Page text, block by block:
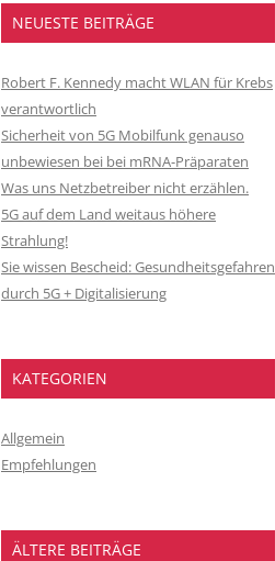
NEUESTE BEITRÄGE
Robert F. Kennedy macht WLAN für Krebs
verantwortlich
Sicherheit von 5G Mobilfunk genauso
unbewiesen bei bei mRNA-Präparaten
Was uns Netzbetreiber nicht erzählen.
5G auf dem Land weitaus höhere
Strahlung!
Sie wissen Bescheid: Gesundheitsgefahren
durch 5G + Digitalisierung
KATEGORIEN
Allgemein
Empfehlungen
ÄLTERE BEITRÄGE